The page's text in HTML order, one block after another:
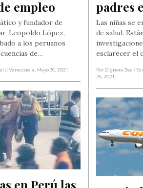
empleo
y fundador de
Leopoldo López,
a los peruanos
de…
Venezuela , Mayo 30, 2021
padres
Las niñas se
de salud.
esclarecer el
Por Dignora Zea /
26, 2021
en Perú las